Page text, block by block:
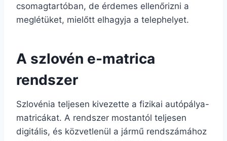
csomagtartóban, de érdemes ellenőrizni a
meglétüket, mielőtt elhagyja a telephelyet.
A szlovén e-matrica
rendszer
Szlovénia teljesen kivezette a fizikai autópálya-
matricákat. A rendszer mostantól teljesen
digitális, és közvetlenül a jármű rendszámához